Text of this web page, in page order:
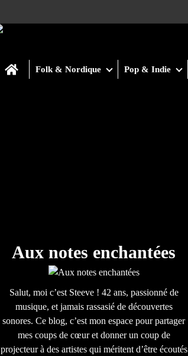
Home
Folk & Nordique Pop & Indie
Aux notes enchantées
Salut, moi c’est Steeve ! 42 ans, passionné de
musique, et jamais rassasié de découvertes
sonores. Ce blog, c’est mon espace pour partager
mes coups de cœur et donner un coup de
projecteur à des artistes qui méritent d’être écoutés